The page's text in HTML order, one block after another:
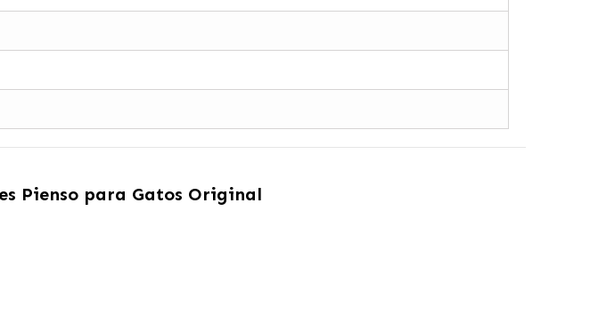
Pienso para Gatos Original